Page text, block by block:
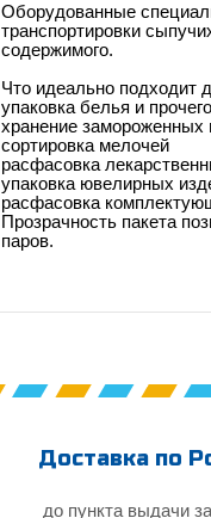
Оборудованные
транспортировки
содержимого.
Что идеально подходит
упаковка белья и прочего
хранение замороженных
сортировка мелочей
расфасовка
упаковка ювелирных
расфасовка
Прозрачность пакета
паров.
Доставка по
до пункта выдачи